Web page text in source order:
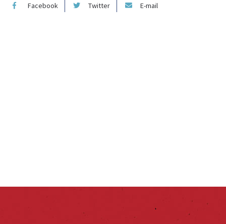
Facebook Twitter E-mail